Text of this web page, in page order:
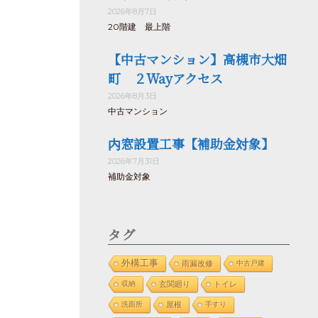
2026年8月7日
20階建 最上階
【中古マンション】高槻市大畑
町 ２Wayアクセス
2026年8月3日
中古マンション
内窓設置工事【補助金対象】
2026年7月31日
補助金対象
タグ
外構工事 雨漏改修 中古戸建
収納 玄関廻り トイレ
洗面所 屋根 手すり